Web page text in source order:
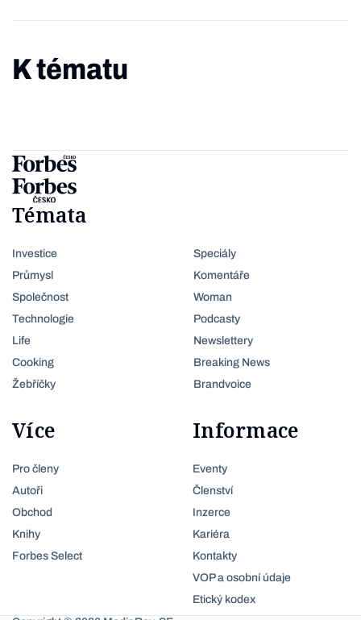
K tématu
Témata
Investice
Průmysl
Společnost
Technologie
Life
Cooking
Žebříčky
Speciály
Komentáře
Woman
Podcasty
Newslettery
Breaking News
Brandvoice
Více
Pro členy
Autoři
Obchod
Knihy
Forbes Select
Informace
Eventy
Členství
Inzerce
Kariéra
Kontakty
VOP a osobní údaje
Etický kodex